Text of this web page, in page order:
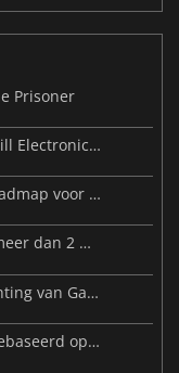
Prisoner
Herleef de jaren 2000 met ReStory: Chill Electronics Repairs
MARVEL Tōkon gaat van start en de roadmap voor jaar 1 is bekendgemaakt
Resident Evil Veronica staat nu al op meer dan 2 miljoen verlanglijstjes
Beast of Reincarnation: de nieuwe richting van Game Freak
Big Walk is nu verkrijgbaar: een reis gebaseerd op vriendschap